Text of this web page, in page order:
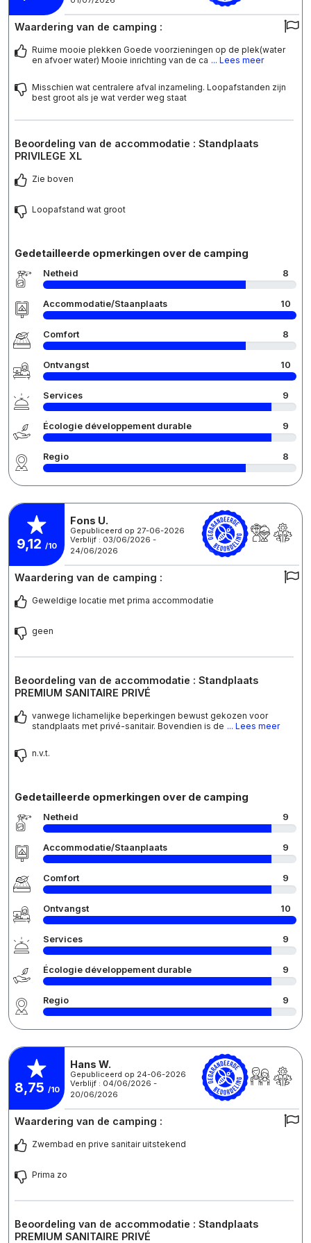
Waardering van de camping :
Ruime mooie plekken Goede voorzieningen op de plek(water
en afvoer water) Mooie inrichting van de ca ... Lees meer
Misschien wat centralere afval inzameling. Loopafstanden zijn
best groot als je wat verder weg staat
Beoordeling van de accommodatie : Standplaats
PRIVILEGE XL
Zie boven
Loopafstand wat groot
Gedetailleerde opmerkingen over de camping
Netheid 8
Accommodatie/Staanplaats 10
Comfort 8
Ontvangst 10
Services 9
Écologie développement durable 9
Regio 8
9,12 /10
Fons U.
Gepubliceerd op 27-06-2026
Verblijf : 03/06/2026 -
24/06/2026
Waardering van de camping :
Geweldige locatie met prima accommodatie
geen
Beoordeling van de accommodatie : Standplaats
PREMIUM SANITAIRE PRIVÉ
vanwege lichamelijke beperkingen bewust gekozen voor
standplaats met privé-sanitair. Bovendien is de ... Lees meer
n.v.t.
Gedetailleerde opmerkingen over de camping
Netheid 9
Accommodatie/Staanplaats 9
Comfort 9
Ontvangst 10
Services 9
Écologie développement durable 9
Regio 9
8,75 /10
Hans W.
Gepubliceerd op 24-06-2026
Verblijf : 04/06/2026 -
20/06/2026
Waardering van de camping :
Zwembad en prive sanitair uitstekend
Prima zo
Beoordeling van de accommodatie : Standplaats
PREMIUM SANITAIRE PRIVÉ